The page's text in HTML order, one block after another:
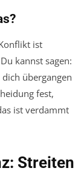
ist
kannst sagen:
übergangen
fest,
ist verdammt
Streiten